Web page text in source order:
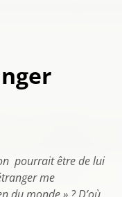
pourrait être de lui
me